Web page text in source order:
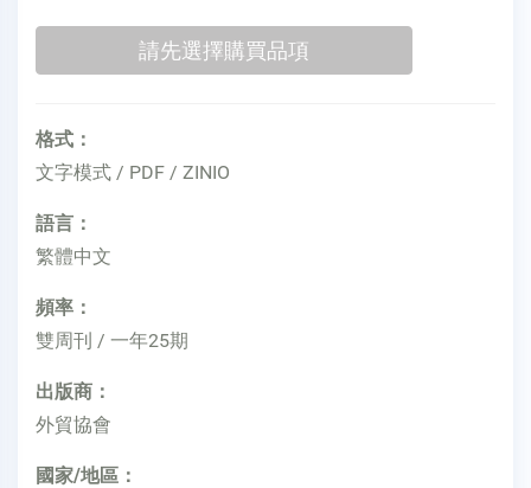
格式：
文字模式 / PDF / ZINIO
語言：
繁體中文
頻率：
雙周刊 / 一年25期
出版商：
外貿協會
國家/地區：